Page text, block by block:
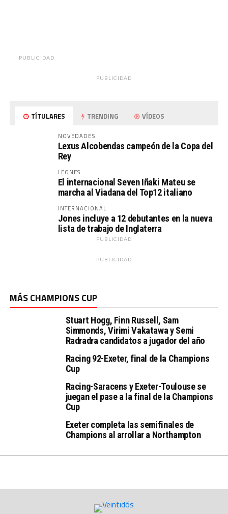
PUBLICIDAD
PUBLICIDAD
TÍTULARES TRENDING VÍDEOS
NOVEDADES
Lexus Alcobendas campeón de la Copa del
Rey
LEONES
El internacional Seven Iñaki Mateu se
marcha al Viadana del Top12 italiano
INTERNACIONAL
Jones incluye a 12 debutantes en la nueva
lista de trabajo de Inglaterra
PUBLICIDAD
PUBLICIDAD
MÁS CHAMPIONS CUP
Stuart Hogg, Finn Russell, Sam
Simmonds, Virimi Vakatawa y Semi
Radradra candidatos a jugador del año
Racing 92-Exeter, final de la Champions
Cup
Racing-Saracens y Exeter-Toulouse se
juegan el pase a la final de la Champions
Cup
Exeter completa las semifinales de
Champions al arrollar a Northampton